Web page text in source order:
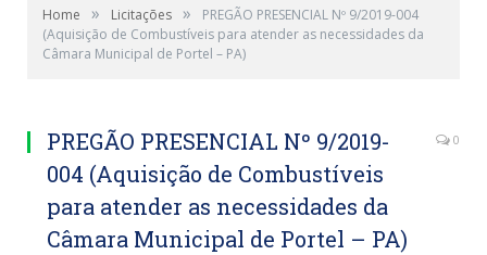
Home » Licitações »
PREGÃO PRESENCIAL Nº 9/2019-004
(Aquisição de Combustíveis para atender as necessidades da
Câmara Municipal de Portel – PA)
PREGÃO PRESENCIAL Nº 9/2019-
004 (Aquisição de Combustíveis
para atender as necessidades da
Câmara Municipal de Portel – PA)
0